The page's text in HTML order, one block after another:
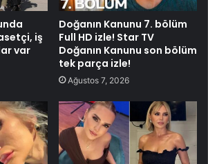
iş
var
Doğanın Kanunu 7. bölüm
Full HD izle! Star TV
Doğanın Kanunu son bölüm
tek parça izle!
Ağustos 7, 2026